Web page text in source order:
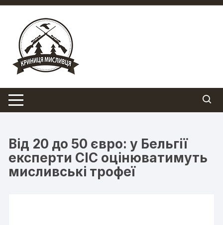
Перейти
вмісту
Від 20 до 50 євро: у Бельгії
експерти CIC оцінюватимуть
мисливські трофеї